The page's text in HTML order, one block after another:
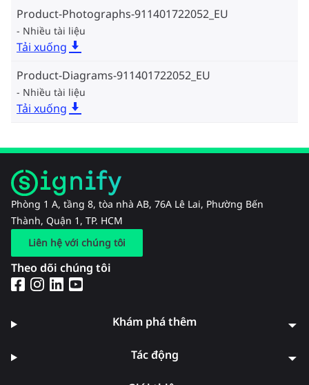
Product-Photographs-911401722052_EU
Nhiều tài liệu
Tải xuống
Product-Diagrams-911401722052_EU
Nhiều tài liệu
Tải xuống
Phòng 1 A, tầng 8, tòa nhà AB, 76A Lê Lai, Phường Bến
Thành, Quận 1, TP. HCM
Liên hệ với chúng tôi
Theo dõi chúng tôi
Khám phá thêm
Tác động